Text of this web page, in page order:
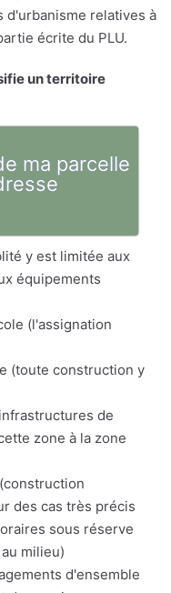
d'urbanisme relatives à
écrite du PLU.
un territoire
ma parcelle
y est limitée aux
équipements
(l'assignation
(toute construction y
de
zone à la zone
des cas très précis
sous réserve
milieu)
d'ensemble